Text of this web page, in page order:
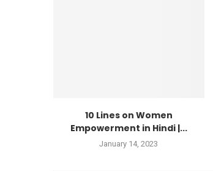
10 Lines on Women
Empowerment in Hindi |...
January 14, 2023